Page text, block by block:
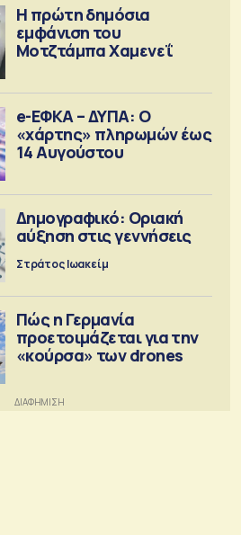
Η πρώτη δημόσια
εμφάνιση του
Μοτζτάμπα Χαμενεΐ
e-ΕΦΚΑ – ΔΥΠΑ: Ο
«χάρτης» πληρωμών έως
14 Αυγούστου
Δημογραφικό: Οριακή
αύξηση στις γεννήσεις
Στράτος Ιωακείμ
Πώς η Γερμανία
προετοιμάζεται για την
«κούρσα» των drones